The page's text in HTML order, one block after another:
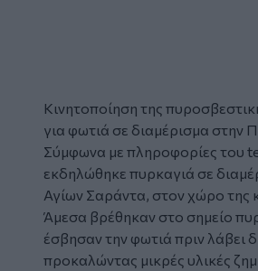
Κινητοποίηση της
για φωτιά σε διαμέρισμα στην
Σύμφωνα με πληροφορίες του
εκδηλώθηκε πυρκαγιά σε
Αγίων Σαράντα, στον χώρο της
Άμεσα βρέθηκαν στο σημείο
έσβησαν την φωτιά πριν λάβει
προκαλώντας μικρές υλικές